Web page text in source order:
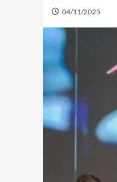
04/11/2025